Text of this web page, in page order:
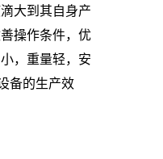
大到其自身产
操作条件，优
，重量轻，安
备的生产效